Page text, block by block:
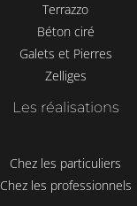
Terrazzo
Béton ciré
Galets et Pierres
Zelliges
Les réalisations
Chez les particuliers
Chez les professionnels